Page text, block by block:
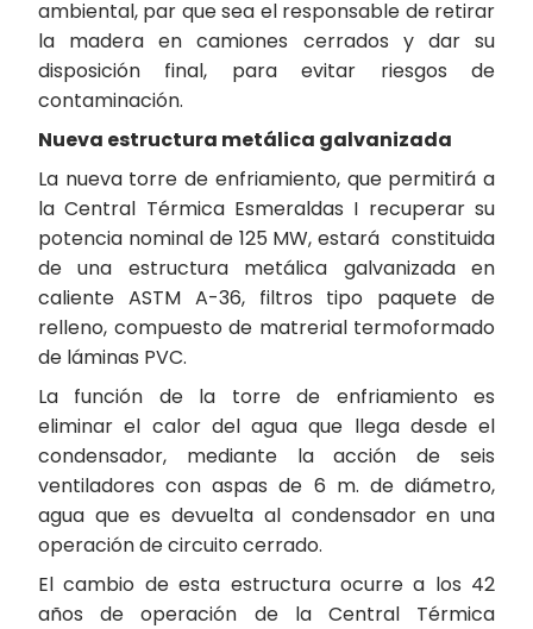
ambiental, par que sea el responsable de retirar
la madera en camiones cerrados y dar su
disposición final, para evitar riesgos de
contaminación.
Nueva estructura metálica galvanizada
La nueva torre de enfriamiento, que permitirá a
la Central Térmica Esmeraldas I recuperar su
potencia nominal de 125 MW, estará constituida
de una estructura metálica galvanizada en
caliente ASTM A-36, filtros tipo paquete de
relleno, compuesto de matrerial termoformado
de láminas PVC.
La función de la torre de enfriamiento es
eliminar el calor del agua que llega desde el
condensador, mediante la acción de seis
ventiladores con aspas de 6 m. de diámetro,
agua que es devuelta al condensador en una
operación de circuito cerrado.
El cambio de esta estructura ocurre a los 42
años de operación de la Central Térmica